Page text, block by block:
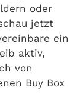
oder
jetzt
ein
aktiv,
von
Buy Box